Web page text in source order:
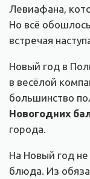
Левиафана,
Но всё
встречая
Новый год в
в весёлой
большинство
Новогодних
города.
На Новый год
блюда. Из